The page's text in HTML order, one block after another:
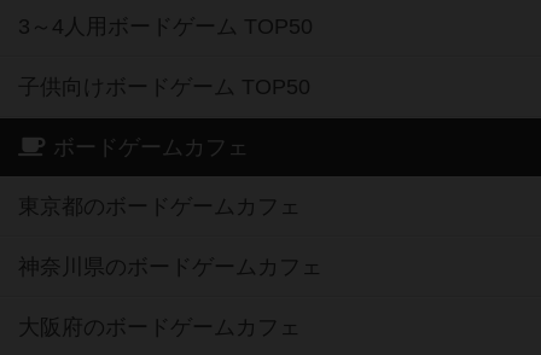
3～4人用ボードゲーム TOP50
子供向けボードゲーム TOP50
ボードゲームカフェ
東京都のボードゲームカフェ
神奈川県のボードゲームカフェ
大阪府のボードゲームカフェ